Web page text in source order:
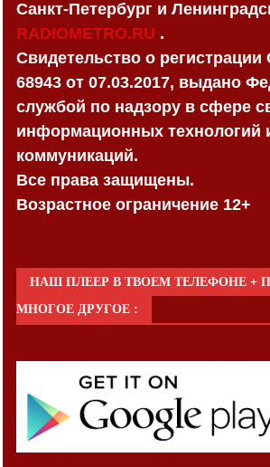
Санкт-Петербург и
RADIOMETRO.RU .
Свидетельство о
68943 от 07.03.2017, выдано
службой по надзору в сфере
информационных технологий
коммуникаций.
Все права защищены.
Возрастное ограничение 12+
НАШ ПЛЕЕР В ТВОЕМ ТЕЛЕФОНЕ +
МНОГОЕ ДРУГОЕ :